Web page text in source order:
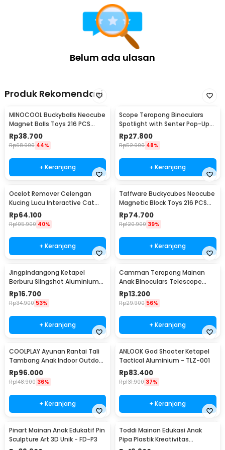
Belum ada ulasan
Produk Rekomendasi
MINOCOOL Buckyballs Neocube
Magnet Balls Toys 216 PCS
3mm - TH007004A
Rp38.700
Rp68.900 44%
+ Keranjang
Scope Teropong Binoculars
Spotlight with Senter Pop-Up
Light 4x30mm - JYW-1226
Rp27.800
Rp52.900 48%
+ Keranjang
Ocelot Remover Celengan
Kucing Lucu Interactive Cat
Piggy Bank - 0120
Rp64.100
Rp105.900 40%
+ Keranjang
Taffware Buckycubes Neocube
Magnetic Block Toys 216 PCS
3.6mm - G0CN05
Rp74.700
Rp120.900 39%
+ Keranjang
Jingpindangong Ketapel
Berburu Slingshot Aluminium
Alloy - OD-014
Rp16.700
Rp34.900 53%
+ Keranjang
Camman Teropong Mainan
Anak Binoculars Telescope
2.5x26 - 1138
Rp13.200
Rp29.900 56%
+ Keranjang
COOLPLAY Ayunan Rantai Tali
Tambang Anak Indoor Outdoor
- WS-2100
Rp96.000
Rp148.900 36%
+ Keranjang
ANLOOK God Shooter Ketapel
Tactical Aluminium - TLZ-001
Rp83.400
Rp131.900 37%
+ Keranjang
Pinart Mainan Anak Edukatif Pin
Sculpture Art 3D Unik - FD-P3
Toddi Mainan Edukasi Anak
Pipa Plastik Kreativitas
Bangunan 4D STEM - 88003